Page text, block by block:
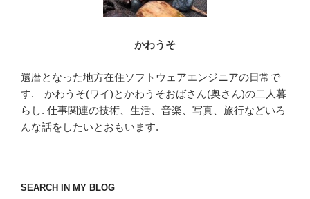
かわうそ
還暦となった地方在住ソフトウェアエンジニアの日常で
す. かわうそ(ワイ)とかわうそおばさん(奥さん)の二人暮
らし. 仕事関連の技術、生活、音楽、写真、旅行などいろ
んな話をしたいとおもいます.
SEARCH IN MY BLOG